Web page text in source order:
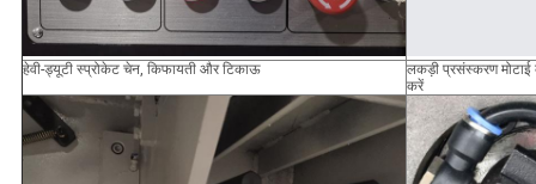
हेवी-ड्यूटी स्प्रोकेट चेन, किफायती और टिकाऊ
लकड़ी प्रसंस्करण मोटाई
करें